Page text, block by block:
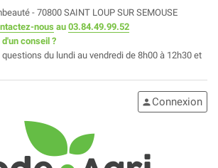
- 70800 SAINT LOUP SUR SEMOUSE
nous au 03.84.49.99.52
conseil ?
du lundi au vendredi de 8h00 à 12h30 et
person Connexion